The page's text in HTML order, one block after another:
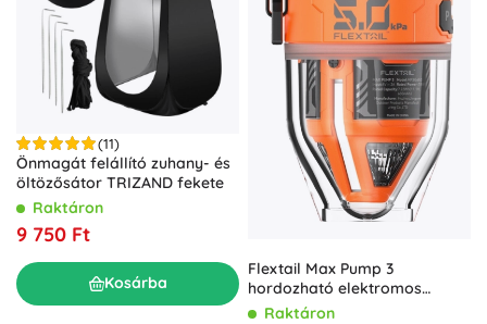
(11)
Önmagát felállító zuhany- és
öltözősátor TRIZAND fekete
Raktáron
9 750 Ft
Kosárba
Flextail Max Pump 3
hordozható elektromos
pumpa kempinglámpával,
Raktáron